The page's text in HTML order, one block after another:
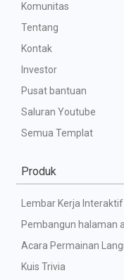
Komunitas
Tentang
Kontak
Investor
Pusat bantuan
Saluran Youtube
Semua Templat
Produk
Lembar Kerja Interaktif
Pembangun halaman
Acara Permainan
Kuis Trivia